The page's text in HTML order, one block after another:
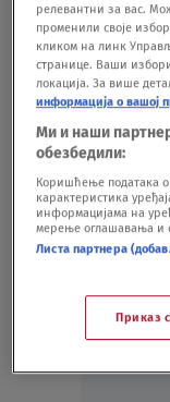
релевантни за вас.
променили своје
кликом на линк
странице. Ваши
локација. За више
информација о вашој
Ми и наши
обезбедили:
Коришћење података
карактеристика
информацијама на
мерење оглашавања и
Листа партнера
Приказ